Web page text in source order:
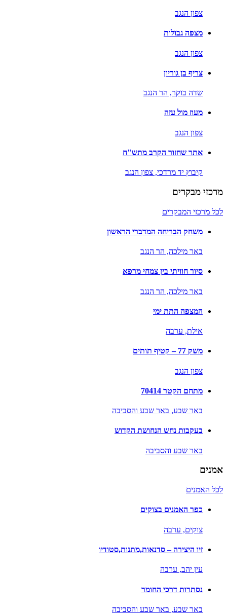
צפון הנגב
מצפה גבולות
צפון הנגב
צריף בן גוריון
שדה בוקר, הר הנגב
מעוז מול עזה
צפון הנגב
אתר שחזור הקרב מתש"ח
קיבוץ יד מרדכי, צפון הנגב
מרכזי מבקרים
לכל מרכזי המבקרים
משחק הבריחה המדברי הראשון
באר מילכה, הר הנגב
סיור חוויתי בין צמחי מרפא
באר מילכה, הר הנגב
המצפה התת ימי
אילת, ערבה
משק 77 – קטיף תותים
צפון הנגב
מתחם הקטר 70414
באר שבע, באר שבע והסביבה
בעקבות נחש הנחושת הקדוש
באר שבע והסביבה
אמנים
לכל האמנים
כפר האמנים בצוקים
צוקים, ערבה
זיו היצירה – סדנאות,מתנות,סטודיו
עין יהב, ערבה
נסתרות דרכי החומר
באר שבע, באר שבע והסביבה